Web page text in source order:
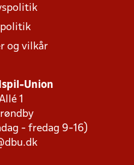
og vilkår
Union
1
- fredag 9-16)